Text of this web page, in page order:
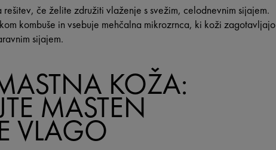
če želite združiti vlaženje s svežim, celodnevnim sijajem.
kombuše in vsebuje mehčalna mikrozrnca, ki koži zagotavljajo
sijajem.
KOŽA:
MASTEN
VLAGO